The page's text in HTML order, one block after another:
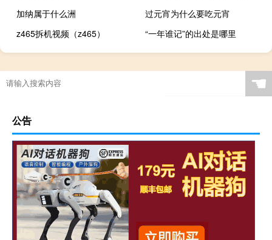
加纳属于什么洲
过元宵为什么要吃元宵
z465拆机视频（z465）
“一年谁记”的出处是哪里
☚
公告